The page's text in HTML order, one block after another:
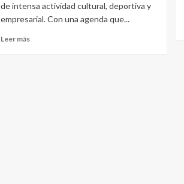
de intensa actividad cultural, deportiva y
empresarial. Con una agenda que...
Leer más